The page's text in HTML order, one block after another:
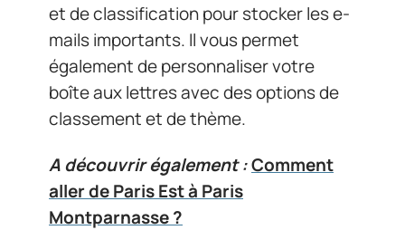
et de classification pour stocker les e-
mails importants. Il vous permet
également de personnaliser votre
boîte aux lettres avec des options de
classement et de thème.
A découvrir également :Comment
aller de Paris Est à Paris
Montparnasse ?